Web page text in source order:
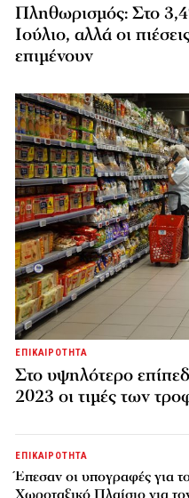
Πληθωρισμός: Στο
Ιούλιο, αλλά οι
επιμένουν
ΕΠΙΚΑΙΡΟΤΗΤΑ
Στο υψηλότερο
2023 οι τιμές των
ΕΠΙΚΑΙΡΟΤΗΤΑ
Έπεσαν οι υπογραφές για